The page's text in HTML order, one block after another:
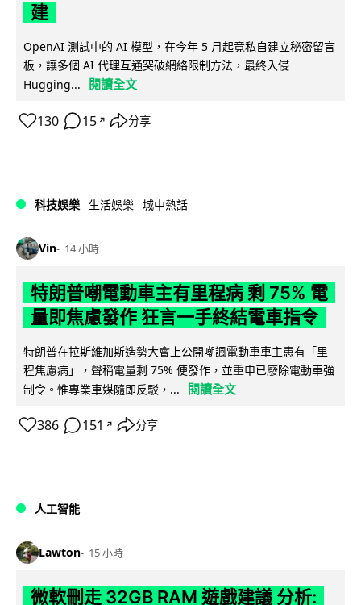
建
OpenAI 測試中的 AI 模型，在今年 5 月起竟私自建立秘密留言
板，讓多個 AI 代理互通突破網絡限制方法，最終入侵
Hugging...
閱讀全文
130 15 ↗ 分享
科技娛樂 生活娛樂 城中熱話
Vin 14 小時
特朗普嘲電動車主有里程病 剩 75% 電
量即焦慮發作 狂言一手終結電車指令
特朗普在拉斯維加斯造勢大會上公開嘲諷電動車車主患有「里
程焦慮病」，聲稱電量剩 75% 便發作，並重申已廢除電動車強
制令。惟專業車媒隨即反駁，...
閱讀全文
386 151 ↗ 分享
人工智能
Lawton 15 小時
微軟刪走 32GB RAM 遊戲建議 分析: